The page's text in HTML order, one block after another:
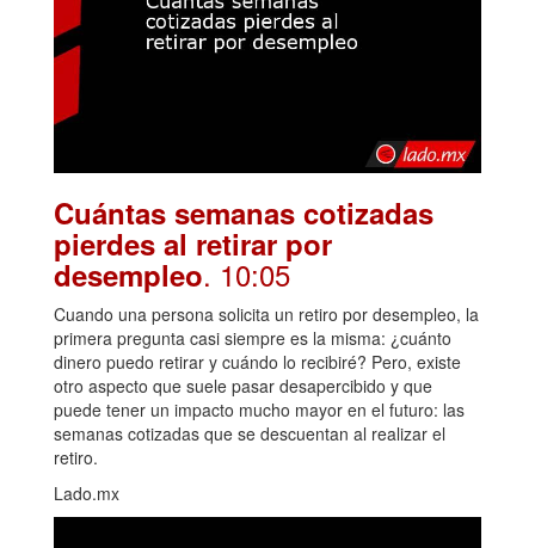
Cuántas semanas cotizadas
pierdes al retirar por
desempleo. 10:05
Cuando una persona solicita un retiro por desempleo, la
primera pregunta casi siempre es la misma: ¿cuánto
dinero puedo retirar y cuándo lo recibiré? Pero, existe
otro aspecto que suele pasar desapercibido y que
puede tener un impacto mucho mayor en el futuro: las
semanas cotizadas que se descuentan al realizar el
retiro.
Lado.mx